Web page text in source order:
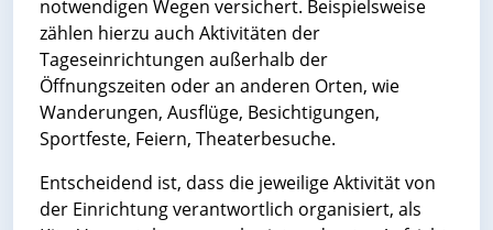
notwendigen Wegen versichert. Beispielsweise
zählen hierzu auch Aktivitäten der
Tageseinrichtungen außerhalb der
Öffnungszeiten oder an anderen Orten, wie
Wanderungen, Ausflüge, Besichtigungen,
Sportfeste, Feiern, Theaterbesuche.
Entscheidend ist, dass die jeweilige Aktivität von
der Einrichtung verantwortlich organisiert, als